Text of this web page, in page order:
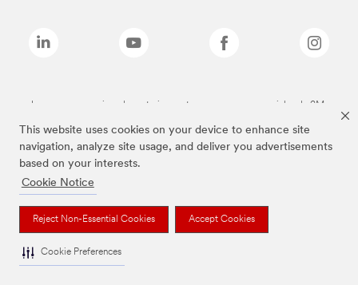
This website uses cookies on your device to enhance site
navigation, analyze site usage, and deliver you advertisements
based on your interests.
Cookie Notice
Reject Non-Essential Cookies Accept Cookies
Cookie Preferences
Las marcas mencionadas anteriormente son marcas comerciales de 3M.